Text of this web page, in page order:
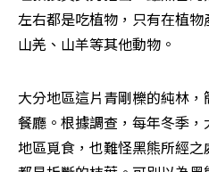
左右都是吃植物，只有在植
山羌、山羊等其他動物。
大分地區這片青剛櫟的純林
餐廳。根據調查，每年冬季
地區覓食，也難怪黑熊所經